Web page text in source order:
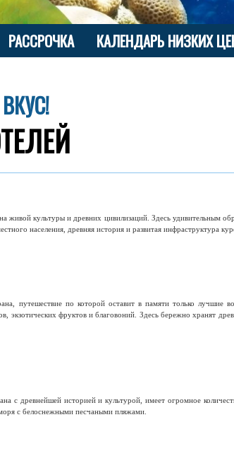
РАССРОЧКА КАЛЕНДАРЬ НИЗКИХ
живой культуры и древних цивилизаций. Здесь удивительным
населения, древняя история и развитая инфраструктура
путешествие по которой оставит в памяти только лучшие
экзотических фруктов и благовоний. Здесь бережно хранят
с древнейшей историей и культурой, имеет огромное
с белоснежными песчаными пляжами.